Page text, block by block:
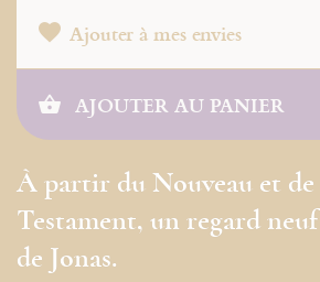
Ajouter à mes envies
AJOUTER AU PANIER
À partir du Nouveau et
Testament, un regard
de Jonas.